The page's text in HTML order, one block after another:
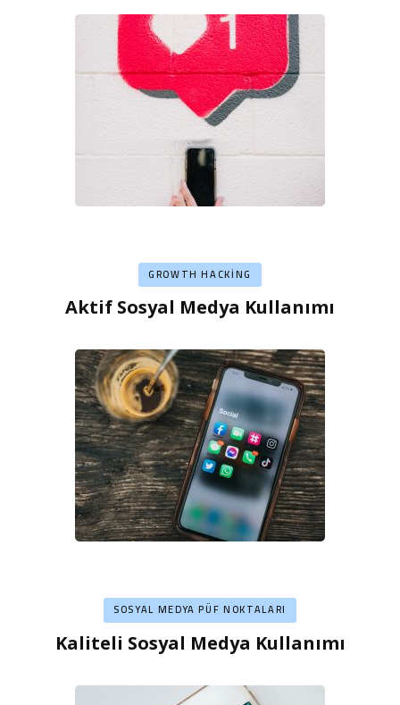
GROWTH HACKING
Aktif Sosyal Medya Kullanımı
SOSYAL MEDYA PÜF NOKTALARI
Kaliteli Sosyal Medya Kullanımı